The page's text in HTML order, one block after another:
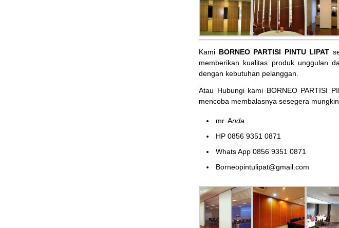
Kami BORNEO PARTISI PINTU LIPAT
memberikan kualitas produk unggulan
dengan kebutuhan pelanggan.
Atau Hubungi kami BORNEO PARTISI
mencoba membalasnya sesegera
mr. Anda
HP 0856 9351 0871
Whats App 0856 9351 0871
Borneopintulipat@gmail.com